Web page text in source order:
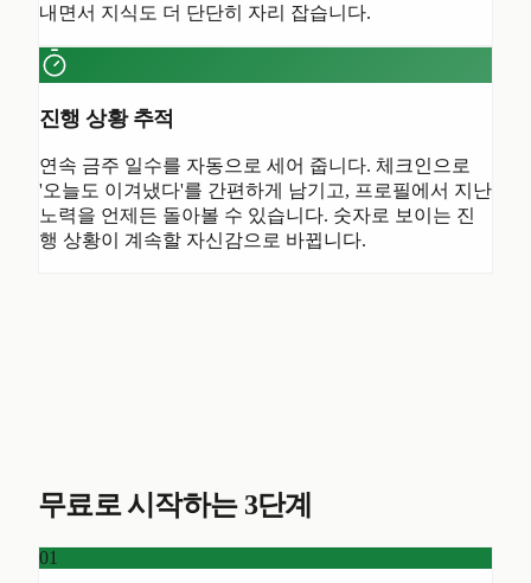
내면서 지식도 더 단단히 자리 잡습니다.
진행 상황 추적
연속 금주 일수를 자동으로 세어 줍니다. 체크인으로
'오늘도 이겨냈다'를 간편하게 남기고, 프로필에서 지난
노력을 언제든 돌아볼 수 있습니다. 숫자로 보이는 진
행 상황이 계속할 자신감으로 바뀝니다.
무료로 시작하는 3단계
01